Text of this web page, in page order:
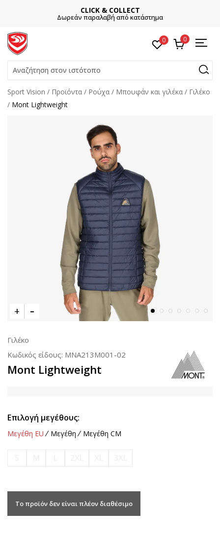
CLICK & COLLECT
Δωρεάν παραλαβή από κατάστημα
0 0
Αναζήτηση στον ιστότοπο
Sport Vision Προϊόντα Ρούχα Μπουφάν και γιλέκα
Γιλέκο
Mont Lightweight
Γιλέκο
Κωδικός είδους: MNA213M001-02
Mont Lightweight
Επιλογή μεγέθους:
Μεγέθη EU Μεγέθη Μεγέθη CM
Το προϊόν δεν είναι πλέον διαθέσιμο